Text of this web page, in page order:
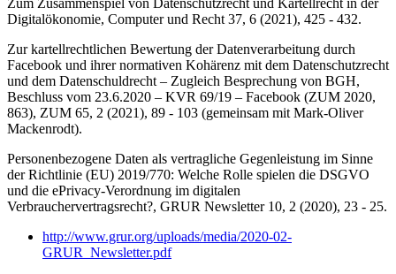
Zum Zusammenspiel von Datenschutzrecht und Kartellrecht in der
Digitalökonomie, Computer und Recht 37, 6 (2021), 425 - 432.
Zur kartellrechtlichen Bewertung der Datenverarbeitung durch
Facebook und ihrer normativen Kohärenz mit dem Datenschutzrecht
und dem Datenschuldrecht – Zugleich Besprechung von BGH,
Beschluss vom 23.6.2020 – KVR 69/19 – Facebook (ZUM 2020,
863), ZUM 65, 2 (2021), 89 - 103 (gemeinsam mit Mark-Oliver
Mackenrodt).
Personenbezogene Daten als vertragliche Gegenleistung im Sinne
der Richtlinie (EU) 2019/770: Welche Rolle spielen die DSGVO
und die ePrivacy-Verordnung im digitalen
Verbrauchervertragsrecht?, GRUR Newsletter 10, 2 (2020), 23 - 25.
http://www.grur.org/uploads/media/2020-02-
GRUR_Newsletter.pdf